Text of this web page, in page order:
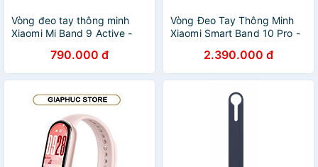
Vòng đeo tay thông minh
Xiaomi Mi Band 9 Active -
790.000 đ
Vòng Đeo Tay Thông Minh
Xiaomi Smart Band 10 Pro -
2.390.000 đ